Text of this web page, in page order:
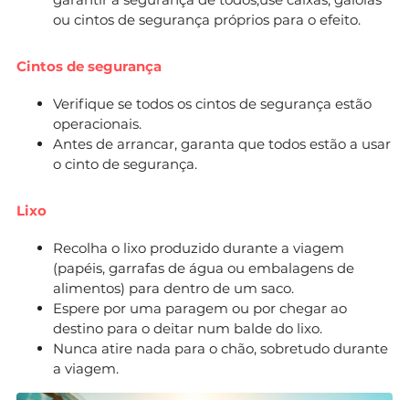
ou cintos de segurança próprios para o efeito.
Cintos de segurança
Verifique se todos os cintos de segurança estão
operacionais.
Antes de arrancar, garanta que todos estão a usar
o cinto de segurança.
Lixo
Recolha o lixo produzido durante a viagem
(papéis, garrafas de água ou embalagens de
alimentos) para dentro de um saco.
Espere por uma paragem ou por chegar ao
destino para o deitar num balde do lixo.
Nunca atire nada para o chão, sobretudo durante
a viagem.